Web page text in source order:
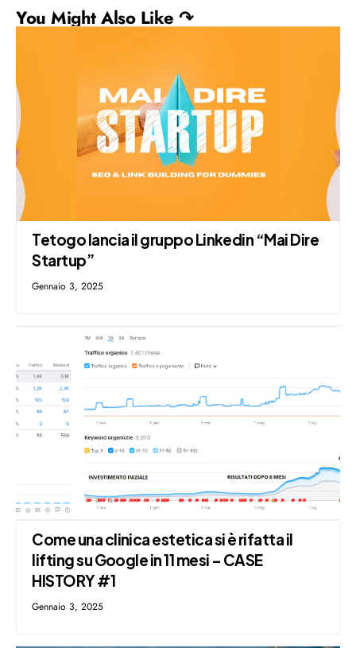
You Might Also Like ↷
Tetogo lancia il gruppo Linkedin “Mai Dire
Startup”
Gennaio 3, 2025
Come una clinica estetica si è rifatta il
lifting su Google in 11 mesi – CASE
HISTORY #1
Gennaio 3, 2025